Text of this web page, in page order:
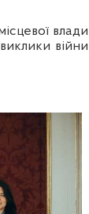
влади
війни